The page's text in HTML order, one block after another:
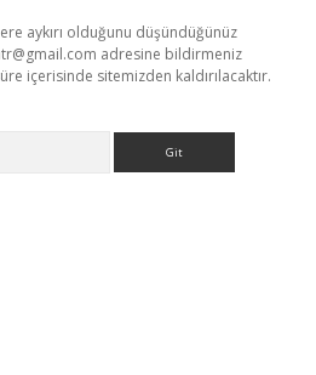
aykırı olduğunu düşündüğünüz
adresine bildirmeniz
içerisinde sitemizden kaldırılacaktır.